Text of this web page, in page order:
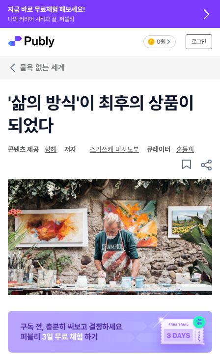
지금 바로 무료체험 해보세요!
나의 커리어 시작과 끝, 퍼블리
0원 로그인
물욕 없는 세계
'삶의 방식'이 최후의 상품이
되었다
콘텐츠 제공 항해 저자 스가쓰케 마사노부 큐레이터 홍동희